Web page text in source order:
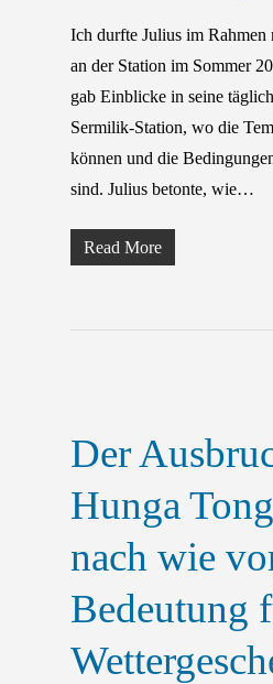
Ich durfte Julius im Rahmen
an der Station im Sommer
gab Einblicke in seine
Sermilik-Station, wo die
können und die
sind. Julius betonte, wie…
Read More
Der
Hunga
nach wie
Bedeutung